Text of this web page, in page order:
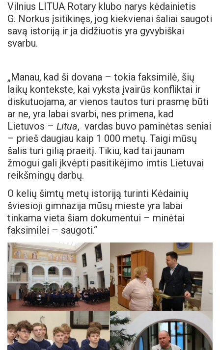
Vilnius LITUA Rotary klubo narys kėdainietis
G. Norkus įsitikinęs, jog kiekvienai šaliai saugoti
savą istoriją ir ja didžiuotis yra gyvybiškai
svarbu.
„Manau, kad ši dovana – tokia faksimilė, šių
laikų kontekste, kai vyksta įvairūs konfliktai ir
diskutuojama, ar vienos tautos turi prasmę būti
ar ne, yra labai svarbi, nes primena, kad
Lietuvos – Litua, vardas buvo paminėtas seniai
– prieš daugiau kaip 1 000 metų. Taigi mūsų
šalis turi gilią praeitį. Tikiu, kad tai jaunam
žmogui gali įkvėpti pasitikėjimo imtis Lietuvai
reikšmingų darbų.
O kelių šimtų metų istoriją turinti Kėdainių
šviesioji gimnazija mūsų mieste yra labai
tinkama vieta šiam dokumentui – minėtai
faksimilei – saugoti.“